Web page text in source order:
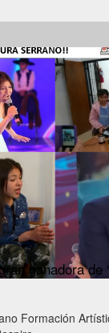
ganadora de
Formación